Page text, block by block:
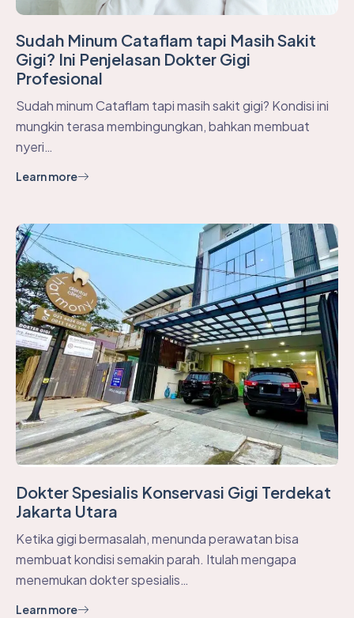
Sudah Minum Cataflam tapi Masih Sakit
Gigi? Ini Penjelasan Dokter Gigi
Profesional
Sudah minum Cataflam tapi masih sakit gigi? Kondisi ini
mungkin terasa membingungkan, bahkan membuat
nyeri…
Learn more
Dokter Spesialis Konservasi Gigi Terdekat
Jakarta Utara
Ketika gigi bermasalah, menunda perawatan bisa
membuat kondisi semakin parah. Itulah mengapa
menemukan dokter spesialis…
Learn more